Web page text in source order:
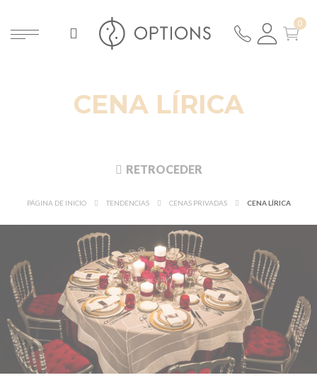
CENA LÍRICA
RETROCEDER
PÁGINA DE INICIO TENDENCIAS CENAS PRIVADAS CENA LÍRICA